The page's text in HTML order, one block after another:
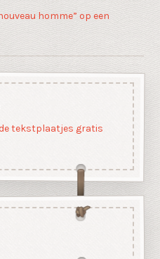
homme” op een
tekstplaatjes gratis